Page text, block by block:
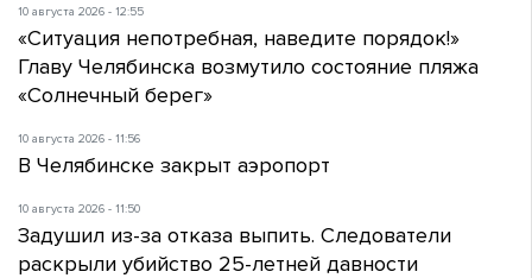
10 августа 2026 - 12:55
«Ситуация непотребная, наведите порядок!»
Главу Челябинска возмутило состояние пляжа
«Солнечный берег»
10 августа 2026 - 11:56
В Челябинске закрыт аэропорт
10 августа 2026 - 11:50
Задушил из-за отказа выпить. Следователи
раскрыли убийство 25-летней давности